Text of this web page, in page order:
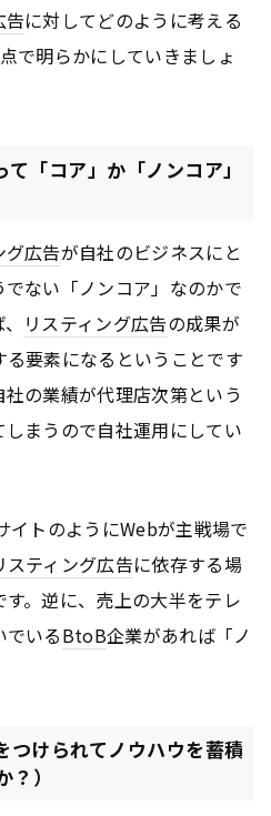
告に対してどのように考える
で明らかにしていきましょ
「コア」か「ノンコア」
グ広告が自社のビジネスにと
ない「ノンコア」なのかで
リスティング広告の成果が
要素になるということです
の業績が代理店次第という
まうので自社運用にしてい
イトのようにWebが主戦場で
スティング広告に依存する場
。逆に、売上の大半をテレ
いるBtoB企業があれば「ノ
つけられてノウハウを蓄積
）